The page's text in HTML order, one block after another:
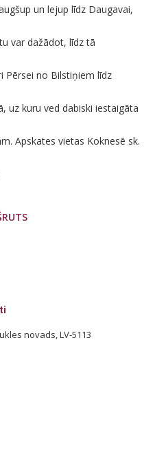
un lejup līdz Daugavai,
var dažādot, līdz tā
Pērsei no Bilstiņiem līdz
uz kuru ved dabiski iestaigāta
Apskates vietas Koknesē sk.
novads, LV-5113